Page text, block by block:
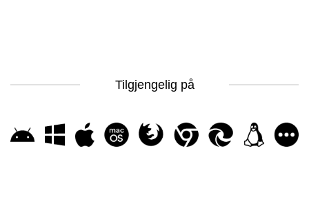
Tilgjengelig på